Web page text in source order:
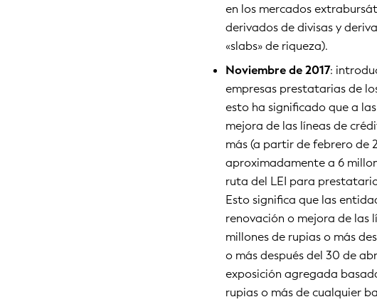
en los mercados
derivados de divisas y
«slabs» de riqueza).
Noviembre de 2017:
empresas prestatarias de
esto ha significado que a
mejora de las líneas de
más (a partir de febrero de
aproximadamente a 6
ruta del LEI para
Esto significa que las
renovación o mejora de las
millones de rupias o más
o más después del 30 de
exposición agregada
rupias o más de cualquier